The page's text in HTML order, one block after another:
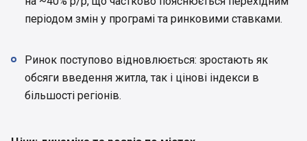
періодом змін у програмі та ринковими ставками.
Ринок поступово відновлюється: зростають як
обсяги введення житла, так і цінові індекси в
більшості регіонів.